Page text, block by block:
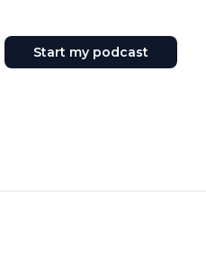
Start my podcast